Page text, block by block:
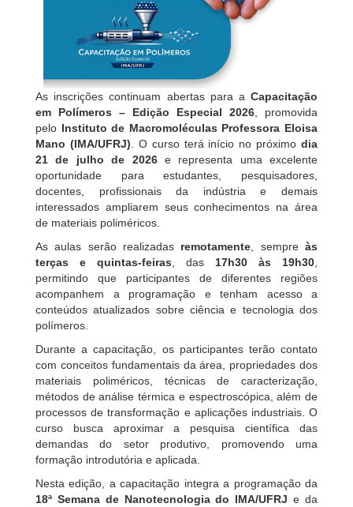
As inscrições continuam abertas para a Capacitação
em Polímeros – Edição Especial 2026 , promovida
pelo Instituto de Macromoléculas Professora Eloisa
Mano (IMA/UFRJ) . O curso terá início no próximo dia
21 de julho de 2026e representa uma excelente
oportunidade para estudantes, pesquisadores,
docentes, profissionais da indústria e demais
interessados ampliarem seus conhecimentos na área
de materiais poliméricos.
As aulas serão realizadas remotamente , sempreàs
terças e quintas-feiras , das 17h30 às 19h30
permitindo que participantes de diferentes regiões
acompanhem a programação e tenham acesso a
conteúdos atualizados sobre ciência e tecnologia dos
polímeros.
Durante a capacitação, os participantes terão contato
com conceitos fundamentais da área, propriedades dos
materiais poliméricos, técnicas de caracterização,
métodos de análise térmica e espectroscópica, além de
processos de transformação e aplicações industriais. O
curso busca aproximar a pesquisa científica das
demandas do setor produtivo, promovendo uma
formação introdutória e aplicada.
Nesta edição, a capacitação integra a programação da
18ª Semana de Nanotecnologia do IMA/UFRJ e da